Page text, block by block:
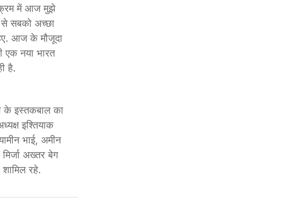
में आज मुझे
सबको अच्छा
आज के मौजूदा
एक नया भारत
है.
के इस्तकबाल का
इश्तियाक
भाई, अमीन
अख्तर बेग
रहे.